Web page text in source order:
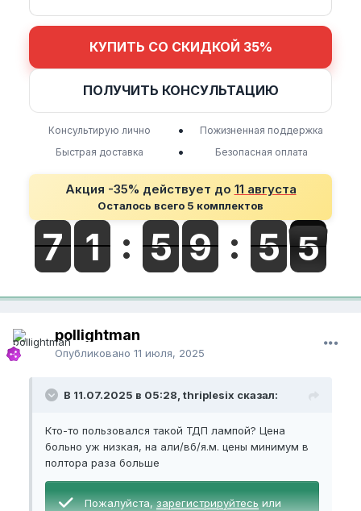
КУПИТЬ СО СКИДКОЙ 35%
ПОЛУЧИТЬ КОНСУЛЬТАЦИЮ
Консультирую лично •
Пожизненная поддержка
Быстрая доставка
• Безопасная оплата
Акция -35% действует до 11 августа
Осталось всего 5 комплектов
pollightman
Опубликовано 11 июля, 2025
В 11.07.2025 в 05:28, thriplesix сказал:
Кто-то пользовался такой ТДП лампой? Цена
больно уж низкая, на али/вб/я.м. цены минимум в
полтора раза больше
Пожалуйста,зарегистрируйтесьили